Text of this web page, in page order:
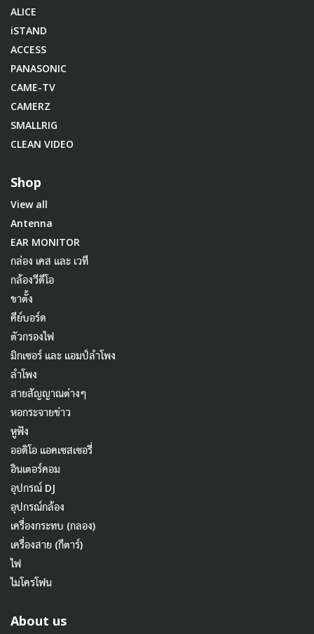
ALICE
iSTAND
ACCESS
PANASONIC
CAME-TV
CAMERZ
SMALLRIG
CLEAN VIDEO
Shop
View all
Antenna
EAR MONITOR
กล่อง เคส และ เวที
กล้องวีดีโอ
ขาตั้ง
คีย์บอร์ด
ตัวกรองไฟ
มิกเซอร์ และ แอมป์ลำโพง
ลำโพง
สายสัญญาณต่างๆ
หอกระจายข่าว
หูฟัง
ออดิโอ แอคเซสเซอรี่
อินเตอร์คอม
อุปกรณ์ DJ
อุปกรณ์กล้อง
เครื่องกระทบ (กลอง)
เครื่องสาย (กีตาร์)
ไฟ
ไมโครโฟน
About us